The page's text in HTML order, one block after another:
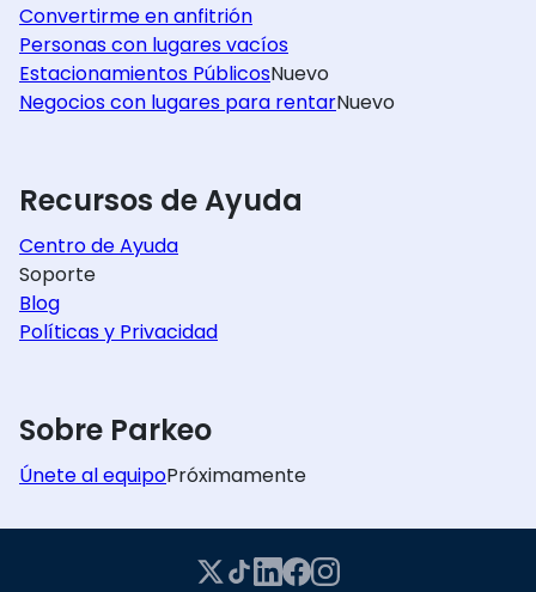
Convertirme en anfitrión
Personas con lugares vacíos
Estacionamientos PúblicosNuevo
Negocios con lugares para rentarNuevo
Recursos de Ayuda
Centro de Ayuda
Soporte
Blog
Políticas y Privacidad
Sobre Parkeo
Únete al equipoPróximamente